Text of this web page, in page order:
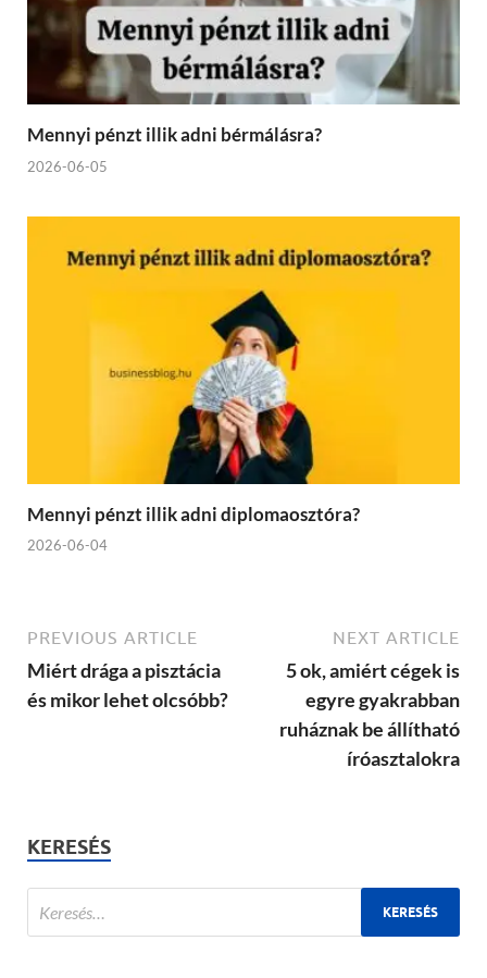
Mennyi pénzt illik adni bérmálásra?
2026-06-05
Mennyi pénzt illik adni diplomaosztóra?
2026-06-04
PREVIOUS ARTICLE
Miért drága a pisztácia
és mikor lehet olcsóbb?
NEXT ARTICLE
5 ok, amiért cégek is
egyre gyakrabban
ruháznak be állítható
íróasztalokra
KERESÉS